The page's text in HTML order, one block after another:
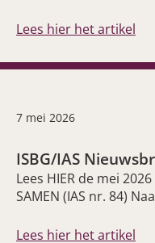
Lees hier het artikel
7 mei 2026
ISBG/IAS
Lees HIER de mei
SAMEN (IAS nr. 84)
Lees hier het artikel